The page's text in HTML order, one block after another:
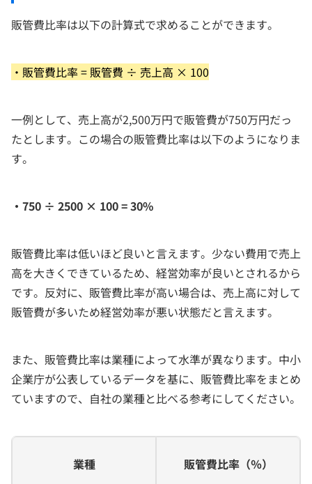
販管費比率は以下の計算式で求めることができます。
・販管費比率 = 販管費 ÷ 売上高 × 100
一例として、売上高が2,500万円で販管費が750万円だっ
たとします。この場合の販管費比率は以下のようになりま
す。
・750 ÷ 2500 × 100 = 30%
販管費比率は低いほど良いと言えます。少ない費用で売上
高を大きくできているため、経営効率が良いとされるから
です。反対に、販管費比率が高い場合は、売上高に対して
販管費が多いため経営効率が悪い状態だと言えます。
また、販管費比率は業種によって水準が異なります。中小
企業庁が公表しているデータを基に、販管費比率をまとめ
ていますので、自社の業種と比べる参考にしてください。
業種 販管費比率（％）